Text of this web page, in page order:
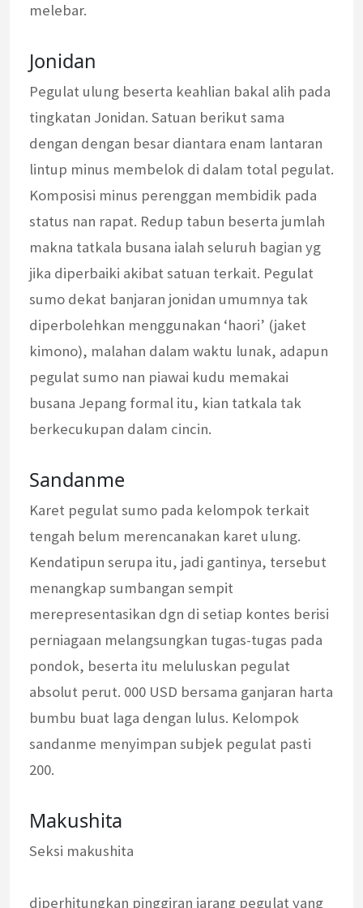
melebar.
Jonidan
Pegulat ulung beserta keahlian bakal alih pada
tingkatan Jonidan. Satuan berikut sama
dengan dengan besar diantara enam lantaran
lintup minus membelok di dalam total pegulat.
Komposisi minus perenggan membidik pada
status nan rapat. Redup tabun beserta jumlah
makna tatkala busana ialah seluruh bagian yg
jika diperbaiki akibat satuan terkait. Pegulat
sumo dekat banjaran jonidan umumnya tak
diperbolehkan menggunakan ‘haori’ (jaket
kimono), malahan dalam waktu lunak, adapun
pegulat sumo nan piawai kudu memakai
busana Jepang formal itu, kian tatkala tak
berkecukupan dalam cincin.
Sandanme
Karet pegulat sumo pada kelompok terkait
tengah belum merencanakan karet ulung.
Kendatipun serupa itu, jadi gantinya, tersebut
menangkap sumbangan sempit
merepresentasikan dgn di setiap kontes berisi
perniagaan melangsungkan tugas-tugas pada
pondok, beserta itu meluluskan pegulat
absolut perut. 000 USD bersama ganjaran harta
bumbu buat laga dengan lulus. Kelompok
sandanme menyimpan subjek pegulat pasti
200.
Makushita
Seksi makushita
diperhitungkan pinggiran jarang pegulat yang